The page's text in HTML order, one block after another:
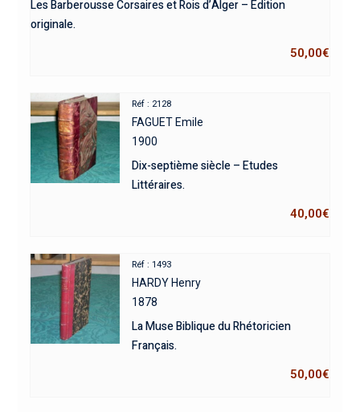
Les Barberousse Corsaires et Rois d’Alger – Édition
originale.
50,00€
Réf : 2128
FAGUET Emile
1900
Dix-septième siècle – Etudes
Littéraires.
40,00€
Réf : 1493
HARDY Henry
1878
La Muse Biblique du Rhétoricien
Français.
50,00€